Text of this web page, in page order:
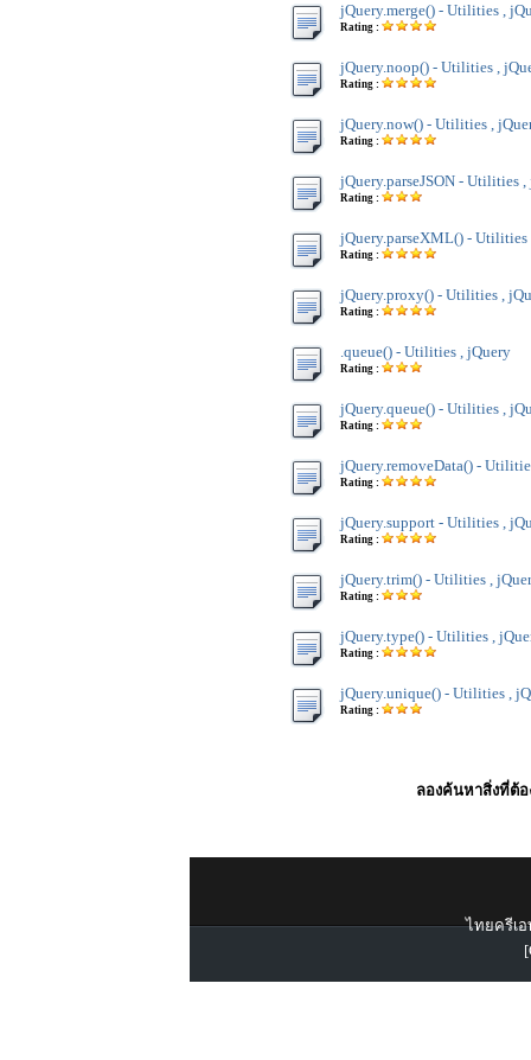
jQuery.merge() - Utilities ,
Rating :
jQuery.noop() - Utilities ,
Rating :
jQuery.now() - Utilities ,
Rating :
jQuery.parseJSON - Utilities ,
Rating :
jQuery.parseXML() - Utilities
Rating :
jQuery.proxy() - Utilities ,
Rating :
.queue() - Utilities , jQuery
Rating :
jQuery.queue() - Utilities ,
Rating :
jQuery.removeData() -
Rating :
jQuery.support - Utilities ,
Rating :
jQuery.trim() - Utilities ,
Rating :
jQuery.type() - Utilities ,
Rating :
jQuery.unique() - Utilities ,
Rating :
ลองค้นหาสิ่งที่ต้อ
ไทยครีเอ
[